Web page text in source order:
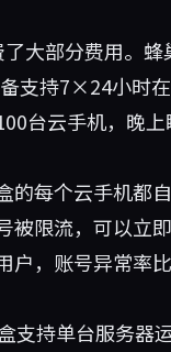
大部分费用。蜂
支持7×24小时
云手机，晚上
的每个云手机都
限流，可以立
，账号异常率
支持单台服务器